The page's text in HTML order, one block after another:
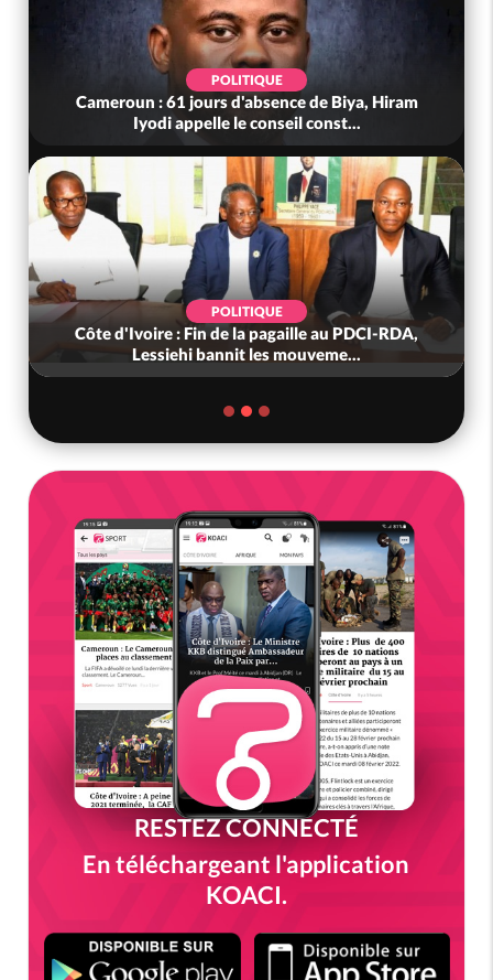
POLITIQUE
Cameroun : 61 jours d'absence de Biya, Hiram
Iyodi appelle le conseil const...
POLITIQUE
Côte d'Ivoire : Fin de la pagaille au PDCI-RDA,
Lessiehi bannit les mouveme...
RESTEZ CONNECTÉ
En téléchargeant l'application
KOACI.